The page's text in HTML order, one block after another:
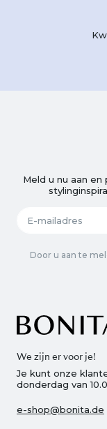
We zijn er voor je!
Je kunt onze
donderdag van
e-shop@bonita.de
Meld u nu aan
Door u aan te